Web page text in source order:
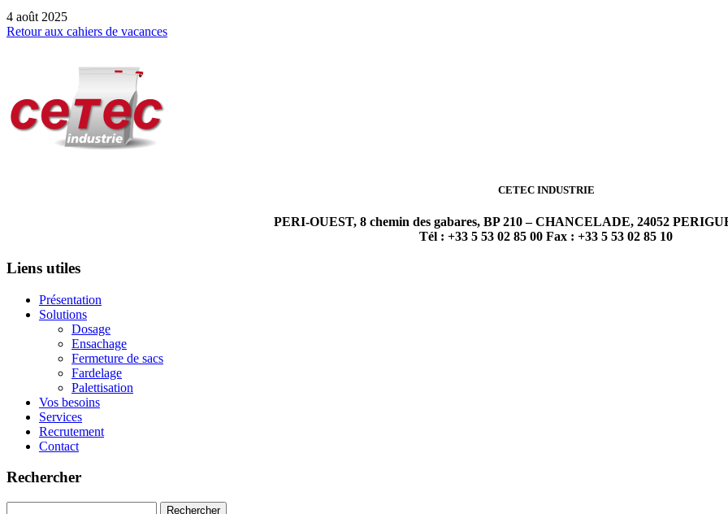
4 août 2025
Retour aux cahiers de vacances
CETEC INDUSTRIE
PERI-OUEST, 8 chemin des gabares, BP 210 – CHANCELADE, 24052
Tél : +33 5 53 02 85 00 Fax : +33 5 53 02 85 10
Liens utiles
Présentation
Solutions
Dosage
Ensachage
Fermeture de sacs
Fardelage
Palettisation
Vos besoins
Services
Recrutement
Contact
Rechercher